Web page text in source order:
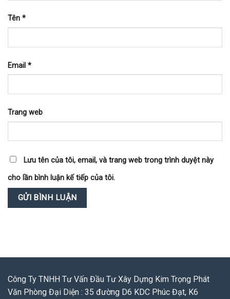
Tên *
Email *
Trang web
Lưu tên của tôi, email, và trang web trong trình duyệt này
cho lần bình luận kế tiếp của tôi.
Công Ty TNHH Tư Vấn Đầu Tư Xây Dựng Kim Trọng Phát
Văn Phòng Đại Diện : 35 đường D6 KDC Phúc Đạt, K6